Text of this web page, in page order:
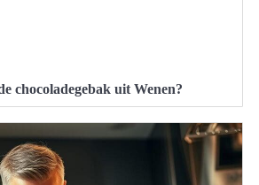
chocoladegebak uit Wenen?